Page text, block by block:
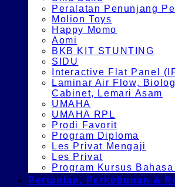
Peralatan Penunjang
Molion Toys
Happy Momo
Aomi
BKB KIT STUNTING
SIDU
Interactive Flat Panel
Laminar Air Flow,
Cabinet, Lemari Asam
UMAHA
UMAHA RPL
Prodi Favorit
Program Diploma
Les Privat Mengaji
Les Privat
Program Kursus Bahasa
Pertanian, Perkebunan &